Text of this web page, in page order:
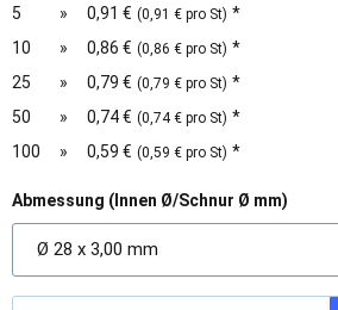
5
» 0,91 € (0,91 € pro St) *
10
» 0,86 € (0,86 € pro St) *
25
» 0,79 € (0,79 € pro St) *
50
» 0,74 € (0,74 € pro St) *
100
» 0,59 € (0,59 € pro St) *
Abmessung (Innen Ø/Schnur Ø mm)
Ø 28 x 3,00 mm